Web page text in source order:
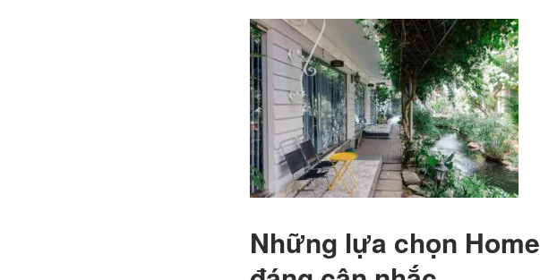
Những lựa chọn